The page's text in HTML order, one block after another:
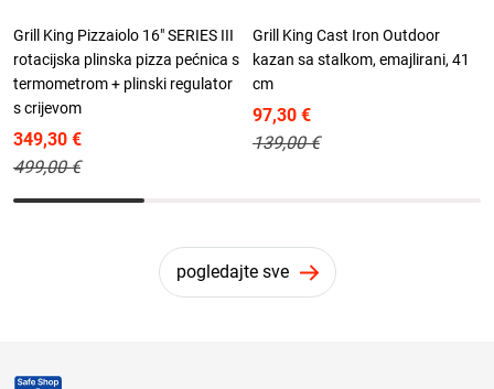
Grill King Pizzaiolo 16" SERIES III
rotacijska plinska pizza pećnica s
termometrom + plinski regulator
s crijevom
349,30 €
499,00 €
Grill King Cast Iron Outdoor
kazan sa stalkom, emajlirani, 41
cm
97,30 €
139,00 €
pogledajte sve